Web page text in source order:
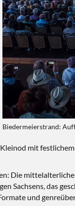
Biedermeierstrand:
mit
Die
Sachsens, das
und